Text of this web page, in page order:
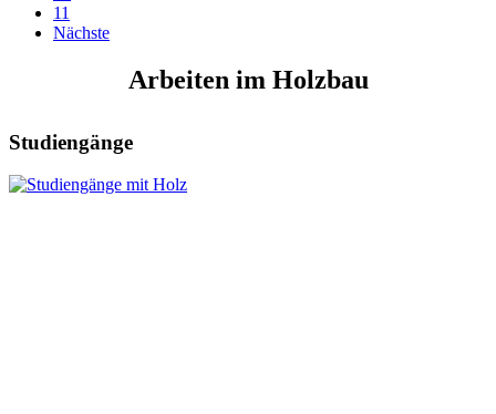
11
Nächste
Arbeiten im Holzbau
Studiengänge